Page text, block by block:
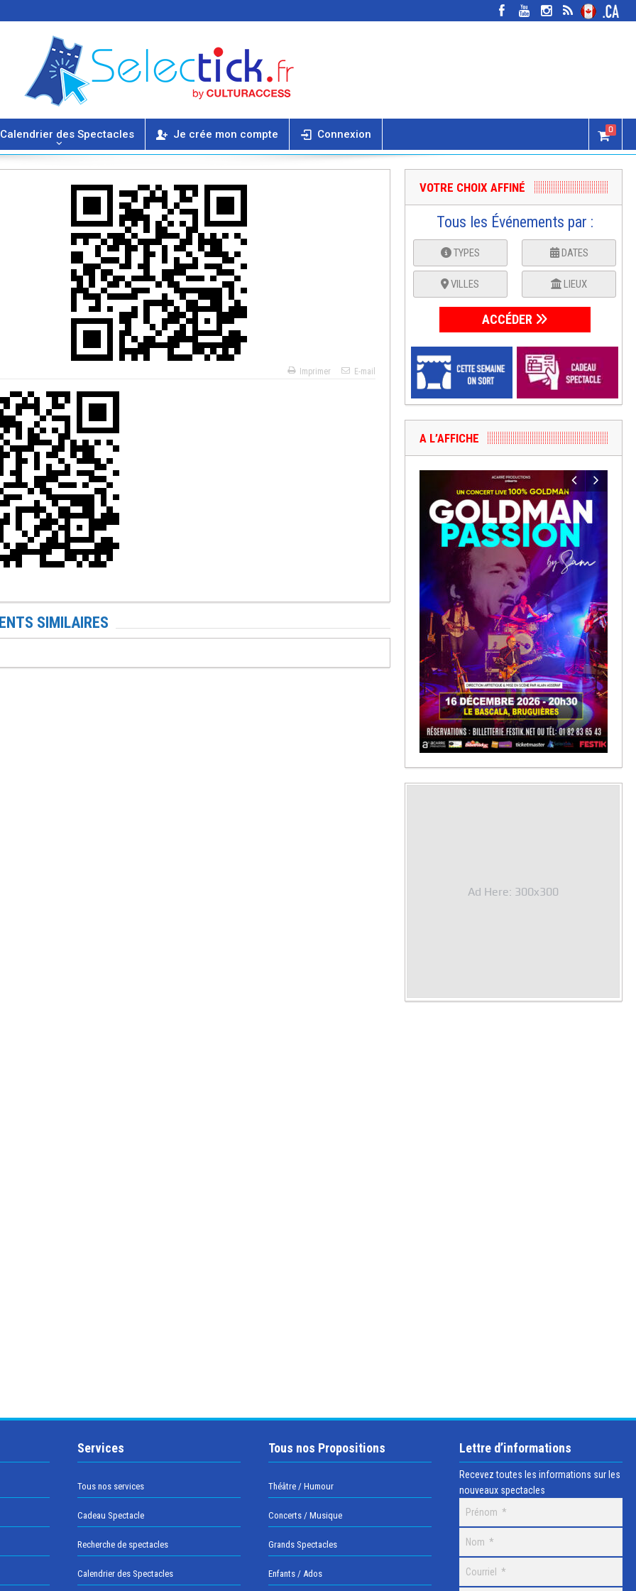
Calendrier des Spectacles Je crée mon compte Connexion 0
Imprimer E-mail
SIMILAIRES
VOTRE CHOIX AFFINÉ
Tous les Événements par :
TYPES DATES
VILLES LIEUX
ACCÉDER
A L’AFFICHE
Ad Here: 300x300
Services
Tous nos services
Cadeau Spectacle
Recherche de spectacles
Calendrier des Spectacles
Tous nos Propositions
Théâtre / Humour
Concerts / Musique
Grands Spectacles
Enfants / Ados
Lettre d’informations
Recevez toutes les informations sur les
nouveaux spectacles